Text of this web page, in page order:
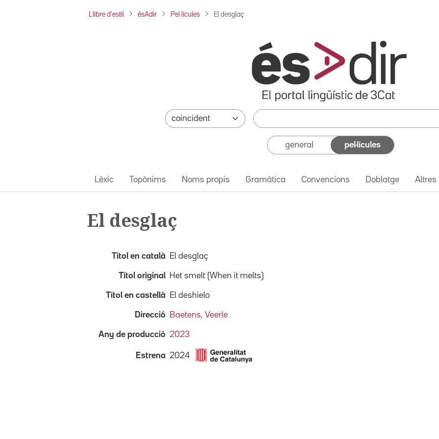
Llibre d'estil ésAdir Pel·lícules El desglaç
general pel·lícules
Lèxic Topònims Noms propis Gramàtica Convencions Doblatge Altres
El desglaç
Títol en català El desglaç
Títol original Het smelt (When it melts)
Títol en castellà El deshielo
Direcció Baetens, Veerle
Any de producció 2023
Estrena 2024